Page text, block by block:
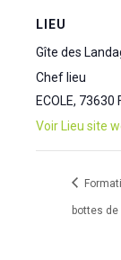
LIEU
Gîte des
Chef lieu
ECOLE, 73630
Voir Lieu site
bottes de